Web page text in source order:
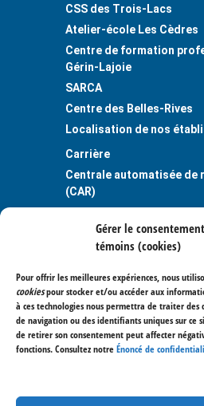
Gérer le
témoins (cookies)
Pour offrir les meilleures expériences, nous
cookiespour stocker et/ou accéder aux
à ces technologies nous permettra de traiter
de navigation ou des identifiants uniques sur ce
de retirer son consentement peut affecter
fonctions. Consultez notreÉnoncé de
CSS des Trois-Lacs
Atelier-école Les Cèdres
Centre de formation
Gérin-Lajoie
SARCA
Centre des Belles-Rives
Localisation de nos
Carrière
Centrale automatisée de
(CAR)
Plaintes et situations
Publications
Règlements et politiques
Services aux
400, avenue Saint-
Vaudreuil-Dorion